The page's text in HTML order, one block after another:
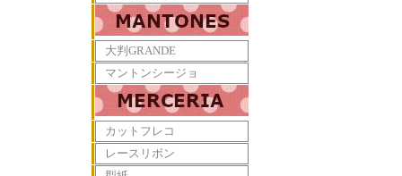
大判GRANDE
マントンシージョ
カットフレコ
レースリボン